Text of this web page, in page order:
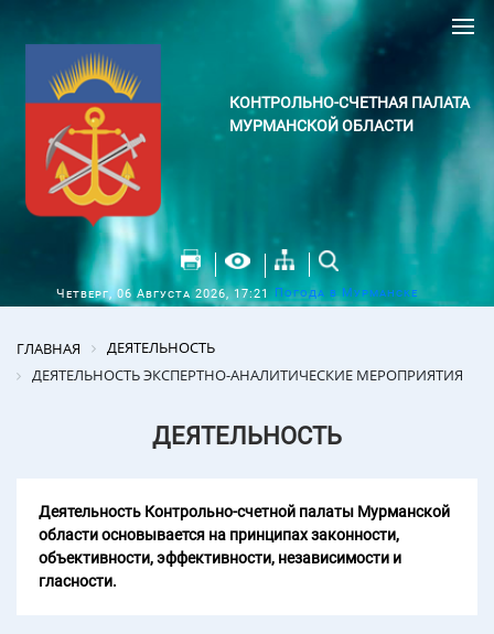
КОНТРОЛЬНО-СЧЕТНАЯ ПАЛАТА
МУРМАНСКОЙ ОБЛАСТИ
Четверг, 06 Августа 2026, 17:21 Погода в Мурманске
ГЛАВНАЯ
ДЕЯТЕЛЬНОСТЬ
ДЕЯТЕЛЬНОСТЬ ЭКСПЕРТНО-АНАЛИТИЧЕСКИЕ МЕРОПРИЯТИЯ
ДЕЯТЕЛЬНОСТЬ
Деятельность Контрольно-счетной палаты Мурманской
области основывается на принципах законности,
объективности, эффективности, независимости и
гласности.